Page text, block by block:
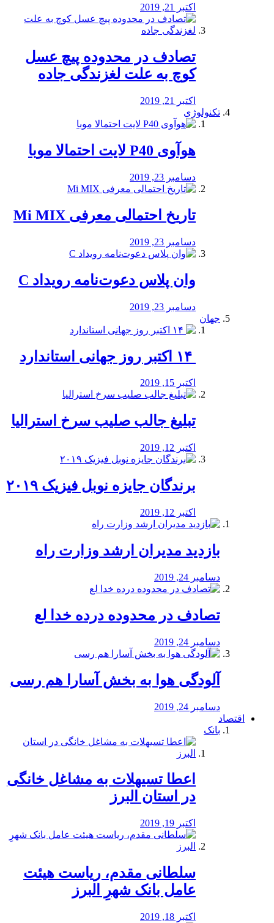
اکتبر 21, 2019
تصادف در محدوده پیچ عسل
کوچ به علت لغزندگی جاده
اکتبر 21, 2019
تکنولوژی
هوآوی P40 لایت احتمالا موبا
دسامبر 23, 2019
تاریخ احتمالی معرفی Mi MIX
دسامبر 23, 2019
وان پلاس دعوت‌نامه رویداد C
دسامبر 23, 2019
جهان
اکتبر 15, 2019
تبلیغ جالب صلیب سرخ استرالیا
اکتبر 12, 2019
برندگان جایزه نوبل فیزیک ۲۰۱۹
اکتبر 12, 2019
بازدید مدیران ارشد وزارت راه
دسامبر 24, 2019
تصادف در محدوده درده خدا لع
دسامبر 24, 2019
آلودگی هوا به بخش آسارا هم رسی
دسامبر 24, 2019
اقتصاد
بانک
️اعطا تسیهلات به مشاغل خانگی
در استان البرز
اکتبر 19, 2019
سلطانی مقدم، ریاست هیئت
عامل بانک شهرِ البرز
اکتبر 18, 2019